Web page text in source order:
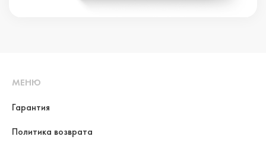
МЕНЮ
Гарантия
Политика возврата